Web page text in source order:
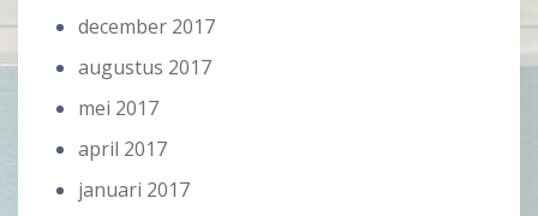
december 2017
augustus 2017
mei 2017
april 2017
januari 2017